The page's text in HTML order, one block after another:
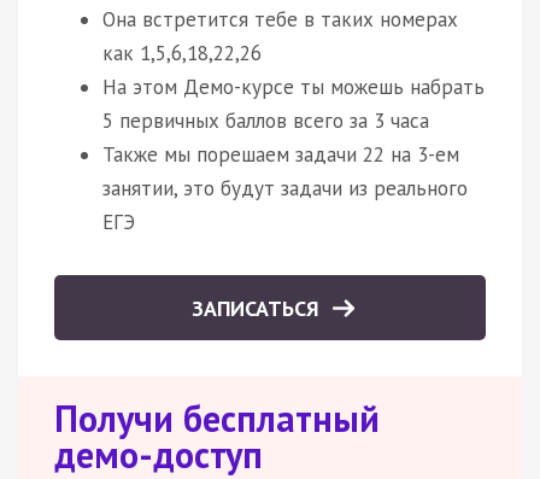
Она встретится тебе в таких номерах
как 1,5,6,18,22,26
На этом Демо-курсе ты можешь набрать
5 первичных баллов всего за 3 часа
Также мы порешаем задачи 22 на 3-ем
занятии, это будут задачи из реального
ЕГЭ
ЗАПИСАТЬСЯ
Получи бесплатный
демо-доступ